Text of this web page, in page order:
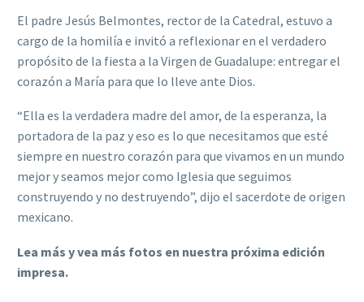
El padre Jesús Belmontes, rector de la Catedral, estuvo a
cargo de la homilía e invitó a reflexionar en el verdadero
propósito de la fiesta a la Virgen de Guadalupe: entregar el
corazón a María para que lo lleve ante Dios.
“Ella es la verdadera madre del amor, de la esperanza, la
portadora de la paz y eso es lo que necesitamos que esté
siempre en nuestro corazón para que vivamos en un mundo
mejor y seamos mejor como Iglesia que seguimos
construyendo y no destruyendo”, dijo el sacerdote de origen
mexicano.
Lea más y vea más fotos en nuestra próxima edición
impresa.